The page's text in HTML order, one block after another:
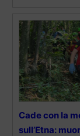
Cade con la
sull’Etna: